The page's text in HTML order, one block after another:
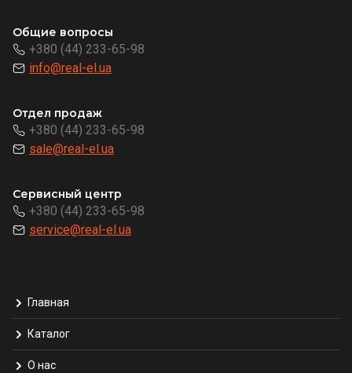
Общие вопросы
+380 (44) 233-65-98
info@real-el.ua
Отдел продаж
+380 (44) 233-65-98
sale@real-el.ua
Сервисный центр
+380 (44) 233-65-98
service@real-el.ua
Главная
Каталог
О нас